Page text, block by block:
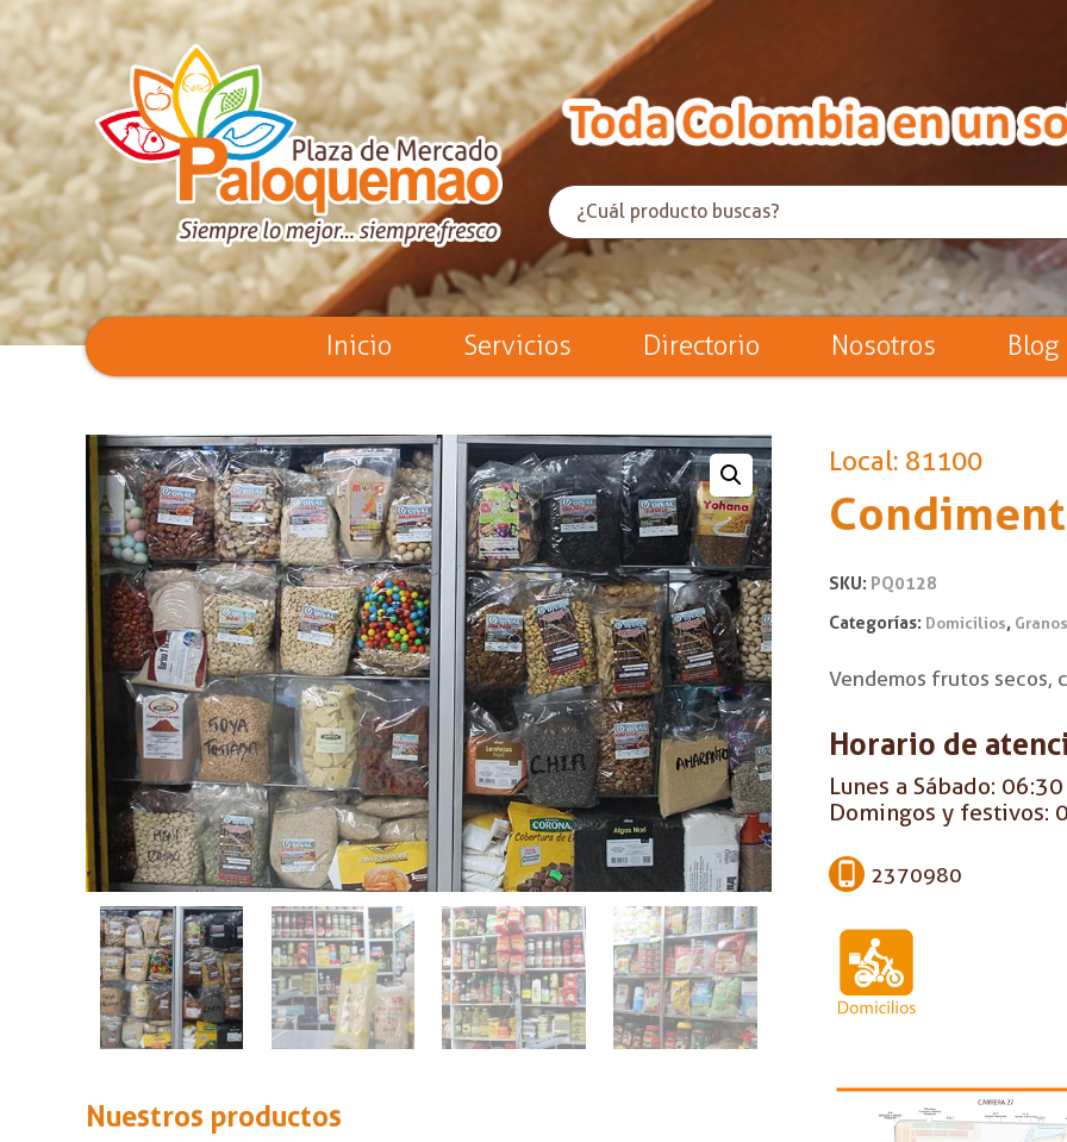
Inicio Servicios Directorio Nosotros Blog
Local: 81100
SKU: PQ0128
Categorías: Domicilios,
Vendemos frutos secos,
Horario de
Lunes a Sábado:
Domingos y festivos:
2370980
Nuestros productos